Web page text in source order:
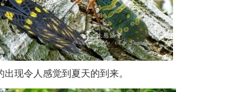
现令人感觉到夏天的到来。